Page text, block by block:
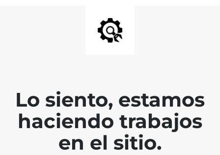
Lo siento, estamos
haciendo trabajos
en el sitio.